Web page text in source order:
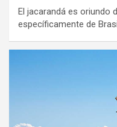
El jacarandá es oriundo
específicamente de